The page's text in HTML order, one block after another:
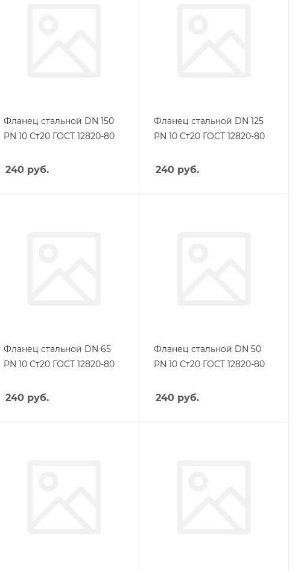
Фланец стальной DN 150
PN 10 Ст20 ГОСТ 12820-80
240 руб.
Фланец стальной DN 125
PN 10 Ст20 ГОСТ 12820-80
240руб.
Фланец стальной DN 65
PN 10 Ст20 ГОСТ 12820-80
240 руб.
Фланец стальной DN 50
PN 10 Ст20 ГОСТ 12820-80
240руб.